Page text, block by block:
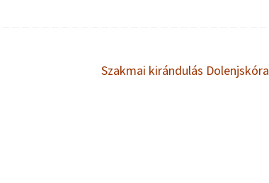
Szakmai kirándulás Dolenjskóra